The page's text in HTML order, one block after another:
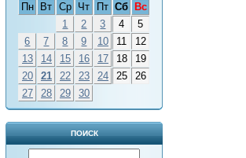
Пн
Вт Ср Чт Пт Сб
Вс
1
2 3 4
5
6
7 8 9 10 11
12
13
14 15 16 17 18
19
20
21 22 23 24 25
26
27
28 29 30
ПОИСК